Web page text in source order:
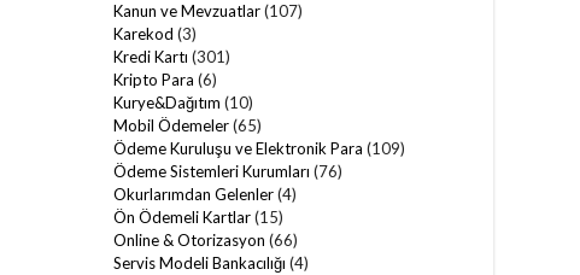
Kanun ve Mevzuatlar(107)
Karekod (3)
Kredi Kartı (301)
Kripto Para (6)
Kurye&Dağıtım (10)
Mobil Ödemeler(65)
Ödeme Kuruluşu ve Elektronik Para (109)
Ödeme Sistemleri Kurumları (76)
Okurlarımdan Gelenler(4)
Ön Ödemeli Kartlar(15)
Online & Otorizasyon (66)
Servis Modeli Bankacılığı (4)